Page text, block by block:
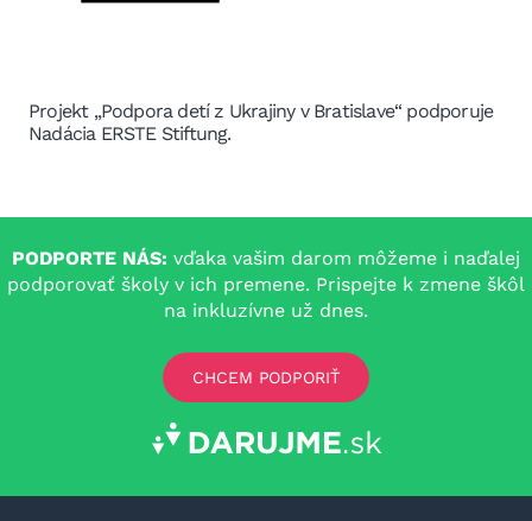
Projekt „Podpora detí z Ukrajiny v Bratislave“ podporuje
Nadácia ERSTE Stiftung.
PODPORTE NÁS: vďaka vašim darom môžeme i naďalej
podporovať školy v ich premene. Prispejte k zmene škôl
na inkluzívne už dnes.
CHCEM PODPORIŤ